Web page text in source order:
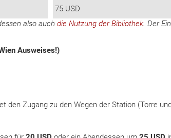
75 USD
also auch die Nutzung der Bibliothek. Der
Ausweises!)
den Zugang zu den Wegen der Station (Torre